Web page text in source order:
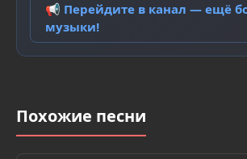
📢 Перейдите в канал — ещё
музыки!
Похожие песни